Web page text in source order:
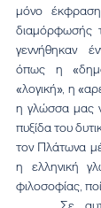
μόνο
διαμόρφωσής
γεννήθηκαν
όπως η
«λογική», η
η γλώσσα μας
πυξίδα του
τον Πλάτωνα
η ελληνική
φιλοσοφίας,